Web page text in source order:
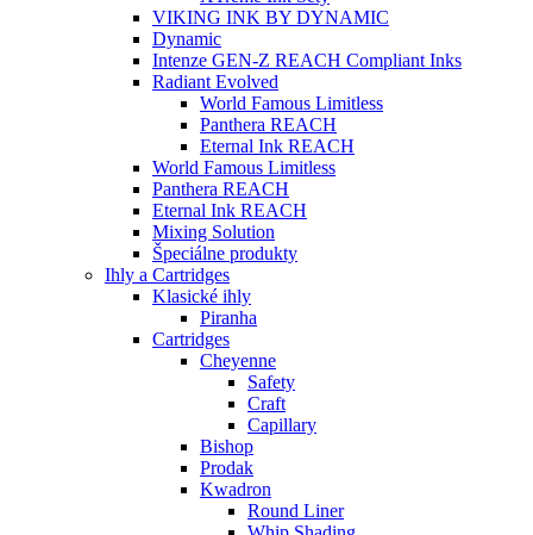
VIKING INK BY DYNAMIC
Dynamic
Intenze GEN-Z REACH Compliant Inks
Radiant Evolved
World Famous Limitless
Panthera REACH
Eternal Ink REACH
World Famous Limitless
Panthera REACH
Eternal Ink REACH
Mixing Solution
Špeciálne produkty
Ihly a Cartridges
Klasické ihly
Piranha
Cartridges
Cheyenne
Safety
Craft
Capillary
Bishop
Prodak
Kwadron
Round Liner